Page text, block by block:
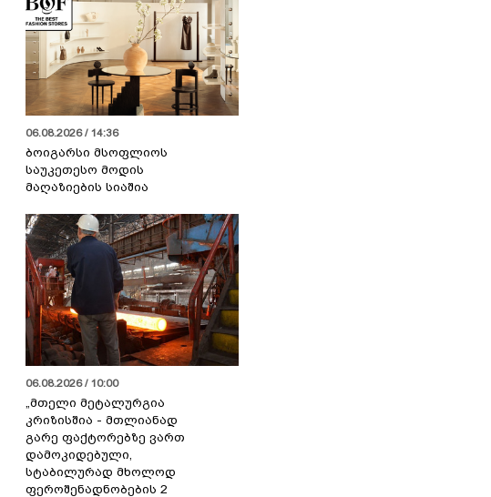
06.08.2026 / 14:36
ბოიგარსი მსოფლიოს
საუკეთესო მოდის
მაღაზიების სიაშია
06.08.2026 / 10:00
„მთელი მეტალურგია
კრიზისშია - მთლიანად
გარე ფაქტორებზე ვართ
დამოკიდებული,
სტაბილურად მხოლოდ
ფეროშენადნობების 2